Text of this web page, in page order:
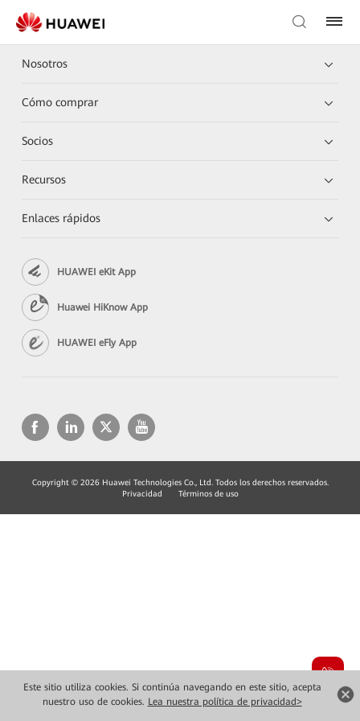
Este sitio utiliza cookies. Si continúa navegando en este sitio, acepta
nuestro uso de cookies. Lea nuestra política de privacidad>
Nosotros
Cómo comprar
Socios
Recursos
Enlaces rápidos
HUAWEI eKit App
Huawei HiKnow App
HUAWEI eFly App
Copyright © 2026 Huawei Technologies Co., Ltd. Todos los derechos reservados.
Privacidad
Términos de uso